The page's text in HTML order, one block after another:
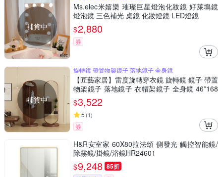
補貨中
Ms.elec米嬉樂 璀璨巨星燈泡化妝鏡 好萊塢鏡
燈泡鏡 三色補光 桌鏡 化妝燈鏡 LED燈鏡
$2,880
券
補貨中
旋轉鏡 帶置物架鏡子 落地鏡子 全身鏡
【匠藝家居】雷度旋轉穿衣鏡 旋轉鏡 鏡子 帶置
物架鏡子 落地鏡子 衣帽架鏡子 全身鏡 46*168
原木色
$3,522
5 (1)
券
H&R安室家 60X80拉法頌 側發光 觸控智能鏡/
除霧鏡/掛鏡/浴鏡HR24601
$9,248 85折